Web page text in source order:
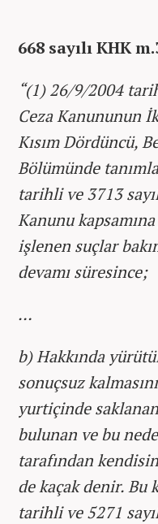
668 sayılı KHK
“(1) 26/9/2004
Ceza Kanununun
Kısım Dördüncü,
Bölümünde
tarihli ve 3713
Kanunu
işlenen suçlar
devamı süresince;
…
b) Hakkında
sonuçsuz
yurtiçinde
bulunan ve bu
tarafından
de kaçak denir. Bu
tarihli ve 5271